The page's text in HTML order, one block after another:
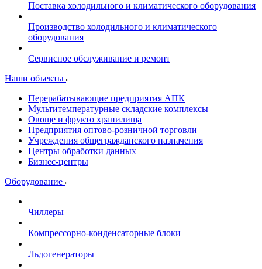
Поставка холодильного и климатического оборудования
Производство холодильного и климатического
оборудования
Сервисное обслуживание и ремонт
Наши объекты
Перерабатывающие предприятия АПК
Мультитемпературные складские комплексы
Овоще и фрукто хранилища
Предприятия оптово-розничной торговли
Учреждения общегражданского назначения
Центры обработки данных
Бизнес-центры
Оборудование
Чиллеры
Компрессорно-конденсаторные блоки
Льдогенераторы